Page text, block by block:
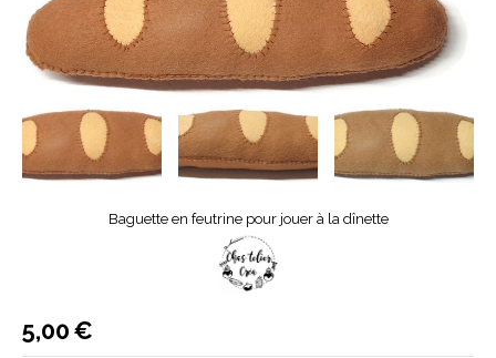
Baguette en feutrine pour jouer à la dînette
5,00€